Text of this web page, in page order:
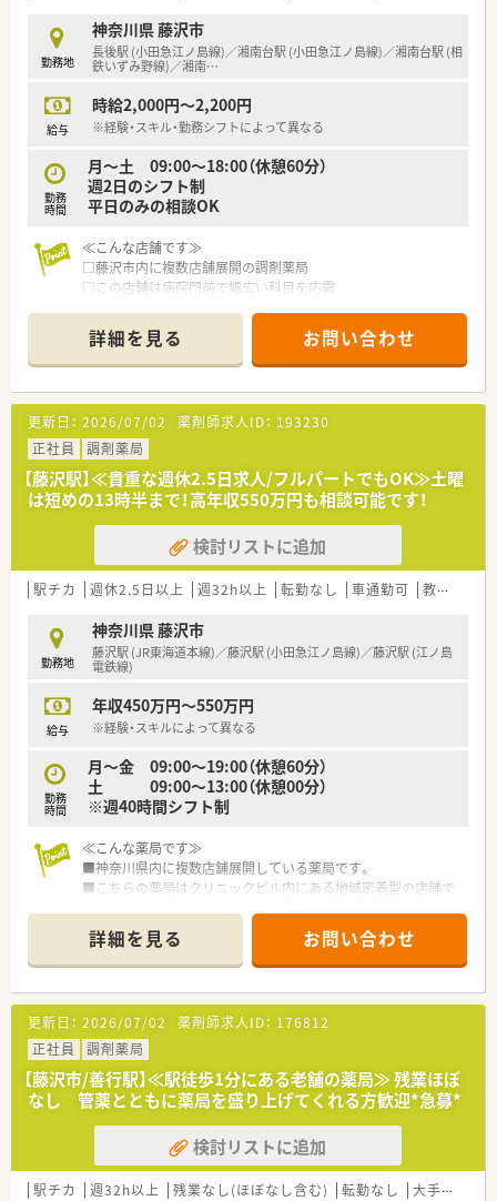
勤務地
神奈川県 藤沢市
長後駅 (小田急江ノ島線)／湘南台駅 (小田急江ノ島線)／湘南台駅 (相
鉄いずみ野線)／湘南…
給与
時給2,000円～2,200円
※経験・スキル・勤務シフトによって異なる
勤務
時間
月～土 09:00～18:00（休憩60分）
週2日のシフト制
平日のみの相談OK
≪こんな店舗です≫
□藤沢市内に複数店舗展開の調剤薬局
□この店舗は病院門前で幅広い科目を応需
□人間関係良好で雰囲気の良い店舗です！
□助け合ってお仕事していますので、お休み等も相談しやすい環
境です
□18時までで残業なし、週2日のお仕事です
□平日のみのご勤務もご相談ください
※土曜日月1回程度勤務できる方、大歓迎！
詳細を見る お問い合わせ
更新日： 2026/07/02 薬剤師求人ID： 193230
正社員
調剤薬局
【藤沢駅】≪貴重な週休2.5日求人/フルパートでもOK≫土曜
は短めの13時半まで！高年収550万円も相談可能です！
検討リストに追加
駅チカ 週休2.5日以上 週32h以上 転勤なし 車通勤可 教育制度あり
勤務地
神奈川県 藤沢市
藤沢駅 (JR東海道本線)／藤沢駅 (小田急江ノ島線)／藤沢駅 (江ノ島
電鉄線)
給与
年収450万円～550万円
※経験・スキルによって異なる
勤務
時間
月～金 09:00～19:00（休憩60分）
土 09:00～13:00（休憩00分）
※週40時間シフト制
≪こんな薬局です≫
■神奈川県内に複数店舗展開している薬局です。
■こちらの薬局はクリニックビル内にある地域密着型の店舗で
■藤沢駅近くでお仕事を探されている方はもちろん、鎌倉市在住
の方も通いやすい立地。
■スタッフは女性のみで、明るい雰囲気の中ご就業いただけま
す。
※女性薬剤師さまが経営されている店舗です。
■産休の実績もあり、女性でも長く勤められる環境が整っており
ます。
■ご家庭や子育てとの両立をお考えの方にもおすすめです。
■季節変動により忙しい時期もございますが、しっかり残業代が
支給されます。
■頑張りをきちんと給与面に反映させてくれるシステムがあり、
モチベーション維持にも繋がります。
■定期的に勉強会を開催しております。
■薬歴は手書きのため、パソコン操作が苦手な方も安心です。
詳細を見る お問い合わせ
更新日： 2026/07/02 薬剤師求人ID： 176812
正社員
調剤薬局
【藤沢市/善行駅】≪駅徒歩1分にある老舗の薬局≫ 残業ほぼ
なし 管薬とともに薬局を盛り上げてくれる方歓迎*急募*
検討リストに追加
駅チカ 週32h以上 残業なし(ほぼなし含む) 転勤なし 大手チェーン以外